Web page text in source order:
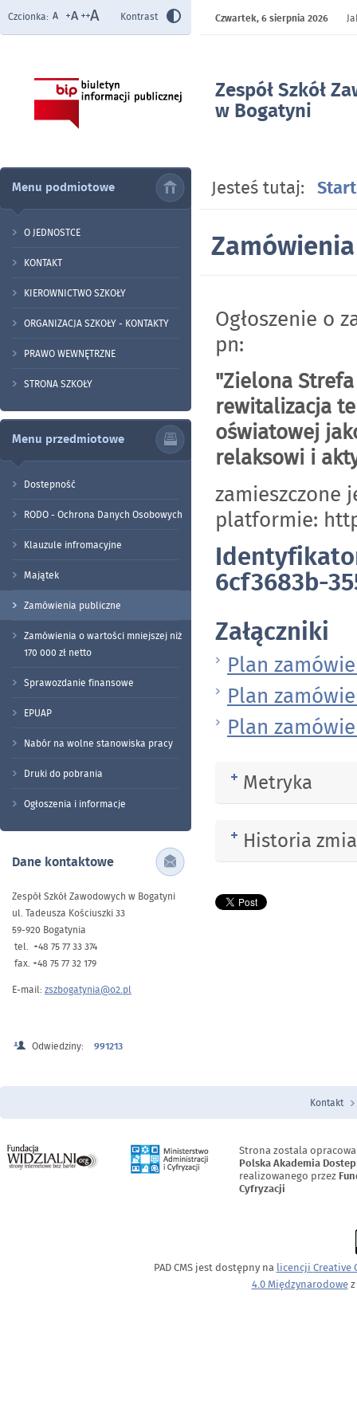
Zespół Szkół
w Bogatyni
Czcionka: Kontrast Czwartek,6 sierpnia 2026
Menu podmiotowe
O JEDNOSTCE
KONTAKT
KIEROWNICTWO SZKOŁY
ORGANIZACJA SZKOŁY - KONTAKTY
PRAWO WEWNĘTRZNE
STRONA SZKOŁY
Menu przedmiotowe
Dostepność
RODO - Ochrona Danych Osobowych
Klauzule infromacyjne
Majątek
Zamówienia publiczne
Zamówienia o wartości mniejszej niż
170 000 zł netto
Sprawozdanie finansowe
EPUAP
Nabór na wolne stanowiska pracy
Druki do pobrania
Ogłoszenia i informacje
Dane kontaktowe
Zespół Szkół Zawodowych w Bogatyni
ul. Tadeusza Kościuszki 33
59-920 Bogatynia
tel. +48 75 77 33 374
fax. +48 75 77 32 179
E-mail: zszbogatynia@o2.pl
Odwiedziny: 991213
Jesteś tutaj: Start
Ogłoszenie o
pn:
"Zielona
rewitalizacja
oświatowej
relaksowi i
zamieszczone
platformie:
6cf3683b-
Załączniki
Plan
Plan
Plan
Rozwiń
Metryka
Rozwiń
Historia
Menu Stopka
Kontakt
Strona zostala
Polska Akademia
realizowanego przez
Cyfryzacji
PAD CMS jest dostępny na licencji Creative
4.0 Międzynarodowez